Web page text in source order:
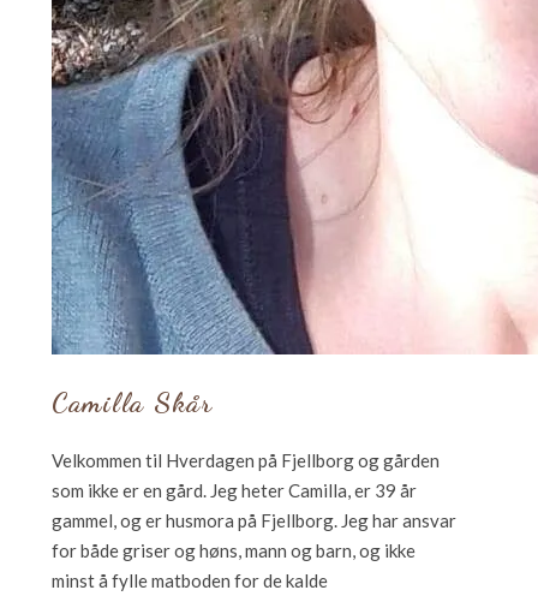
Camilla Skår
Velkommen til Hverdagen på Fjellborg og gården
som ikke er en gård. Jeg heter Camilla, er 39 år
gammel, og er husmora på Fjellborg. Jeg har ansvar
for både griser og høns, mann og barn, og ikke
minst å fylle matboden for de kalde